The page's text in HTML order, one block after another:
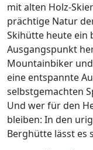
mit alten Holz-
prächtige Natur
Skihütte heute ein
Ausgangspunkt
Mountainbiker
eine entspannte
selbstgemachten
Und wer für den
bleiben: In den
Berghütte lässt es